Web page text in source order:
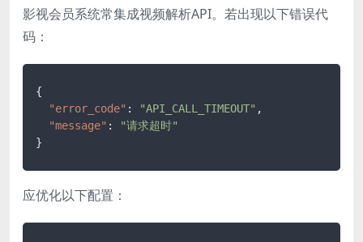
影视会员系统常集成视频解析API。若出现以下错误代
码：
{
"error_code" : "API_CALL_TIMEOUT" ,
"message" :
"请求超时"
}
应优化以下配置：